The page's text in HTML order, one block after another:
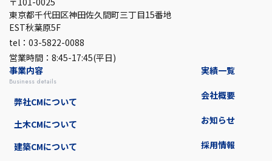
東京都千代田区神田佐久間町三丁目15番地
EST秋葉原5F
tel：03-5822-0088
営業時間：8:45-17:45(平日)
事業内容
business details
弊社CMについて
土木CMについて
建築CMについて
実績一覧
会社概要
お知らせ
採用情報